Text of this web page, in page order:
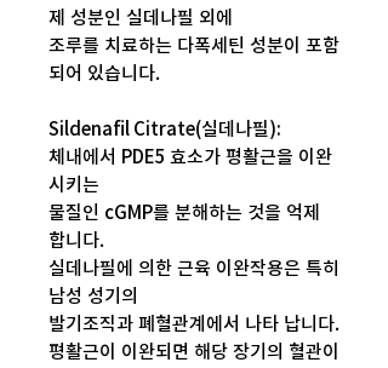
제 성분인 실데나필 외에
조루를 치료하는 다폭세틴 성분이 포함
되어 있습니다.
Sildenafil Citrate(실데나필):
체내에서 PDE5 효소가 평활근을 이완
시키는
물질인 cGMP를 분해하는 것을 억제
합니다.
실데나필에 의한 근육 이완작용은 특히
남성 성기의
발기조직과 폐혈관계에서 나타 납니다.
평활근이 이완되면 해당 장기의 혈관이